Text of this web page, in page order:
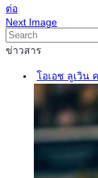
ต่อ
Next Image
ข่าวสาร
โอเอช ลูเวิน